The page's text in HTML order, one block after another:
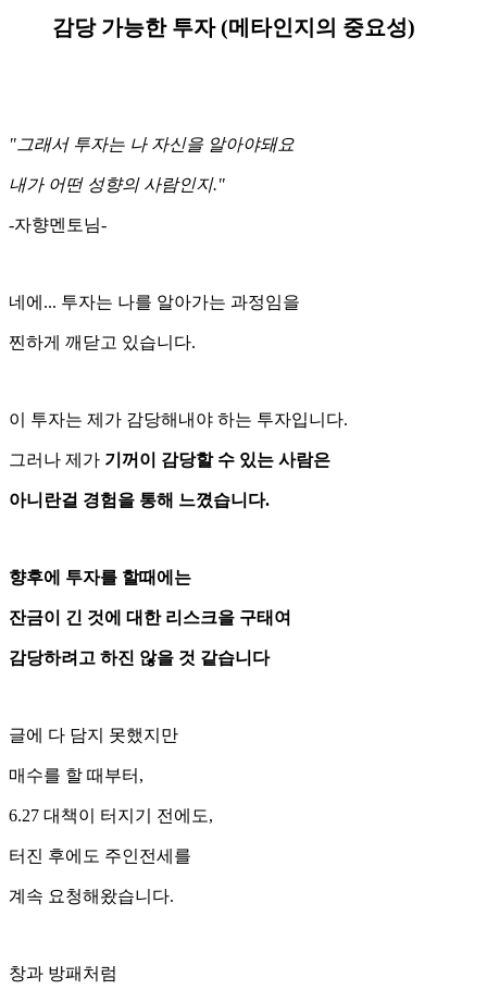
감당 가능한 투자 (메타인지의 중요성)
"그래서 투자는 나 자신을 알아야돼요
내가 어떤 성향의 사람인지."
-자향멘토님-
네에... 투자는 나를 알아가는 과정임을
찐하게 깨닫고 있습니다.
이 투자는 제가 감당해내야 하는 투자입니다.
그러나 제가 기꺼이 감당할 수 있는 사람은
아니란걸 경험을 통해 느꼈습니다.
향후에 투자를 할때에는
잔금이 긴 것에 대한 리스크을 구태여
감당하려고 하진 않을 것 같습니다
글에 다 담지 못했지만
매수를 할 때부터,
6.27 대책이 터지기 전에도,
터진 후에도 주인전세를
계속 요청해왔습니다.
창과 방패처럼